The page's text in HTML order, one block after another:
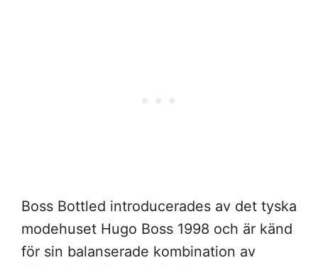
Boss Bottled introducerades av det tyska
modehuset Hugo Boss 1998 och är känd
för sin balanserade kombination av